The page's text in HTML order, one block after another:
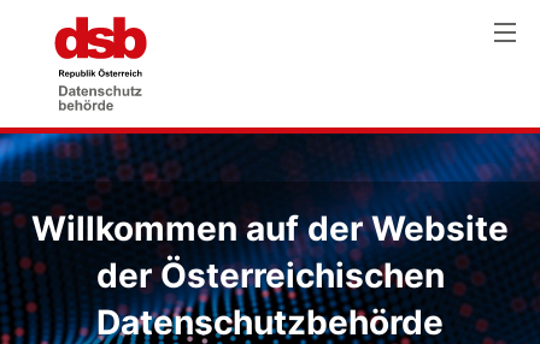
Willkommen auf der Website
der Österreichischen
Datenschutzbehörde